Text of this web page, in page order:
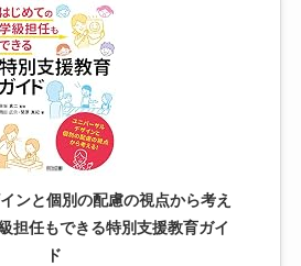
ンと個別の配慮の視点から考え
担任もできる特別支援教育ガイ
ド